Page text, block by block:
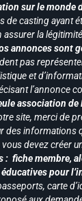
sur le monde
casting ayant
assurer la
annonces sont
pas
et
l’annonce
association de
site, merci de
des informations
vous devez créer
fiche membre,
pour
carte